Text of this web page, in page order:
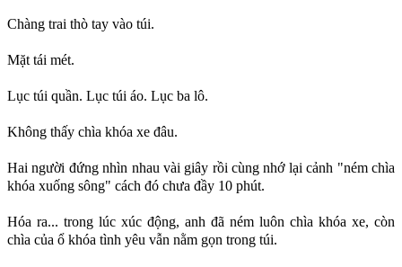
Chàng trai thò tay vào túi.
Mặt tái mét.
Lục túi quần. Lục túi áo. Lục ba lô.
Không thấy chìa khóa xe đâu.
Hai người đứng nhìn nhau vài giây rồi cùng nhớ lại cảnh "ném chìa
khóa xuống sông" cách đó chưa đầy 10 phút.
Hóa ra... trong lúc xúc động, anh đã ném luôn chìa khóa xe, còn
chìa của ổ khóa tình yêu vẫn nằm gọn trong túi.